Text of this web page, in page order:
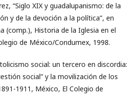
“Siglo XIX y guadalupanismo: de la
y de la devoción a la política”, en
(comp.), Historia de la Iglesia en el
de México/Condumex, 1998.
social: un tercero en discordia:
social” y la movilización de los
1911, México, El Colegio de